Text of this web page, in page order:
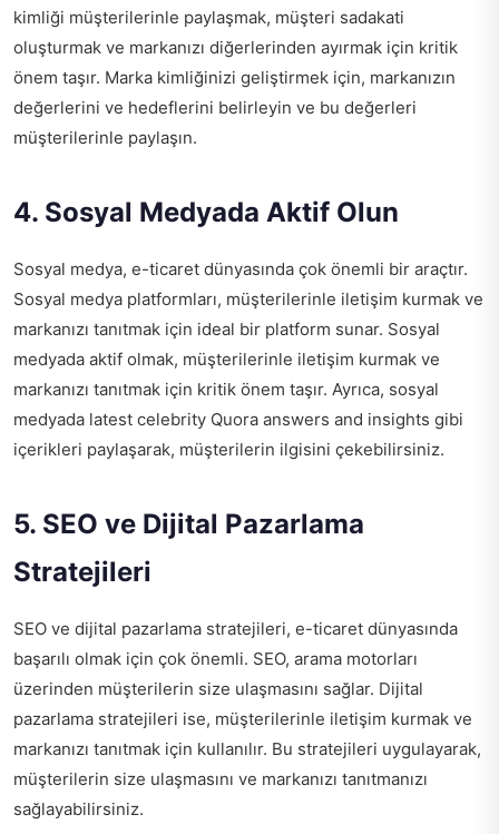
kimliği müşterilerinle paylaşmak, müşteri sadakati
oluşturmak ve markanızı diğerlerinden ayırmak için kritik
önem taşır. Marka kimliğinizi geliştirmek için, markanızın
değerlerini ve hedeflerini belirleyin ve bu değerleri
müşterilerinle paylaşın.
4. Sosyal Medyada Aktif Olun
Sosyal medya, e-ticaret dünyasında çok önemli bir araçtır.
Sosyal medya platformları, müşterilerinle iletişim kurmak ve
markanızı tanıtmak için ideal bir platform sunar. Sosyal
medyada aktif olmak, müşterilerinle iletişim kurmak ve
markanızı tanıtmak için kritik önem taşır. Ayrıca, sosyal
medyada latest celebrity Quora answers and insights gibi
içerikleri paylaşarak, müşterilerin ilgisini çekebilirsiniz.
5. SEO ve Dijital Pazarlama
Stratejileri
SEO ve dijital pazarlama stratejileri, e-ticaret dünyasında
başarılı olmak için çok önemli. SEO, arama motorları
üzerinden müşterilerin size ulaşmasını sağlar. Dijital
pazarlama stratejileri ise, müşterilerinle iletişim kurmak ve
markanızı tanıtmak için kullanılır. Bu stratejileri uygulayarak,
müşterilerin size ulaşmasını ve markanızı tanıtmanızı
sağlayabilirsiniz.